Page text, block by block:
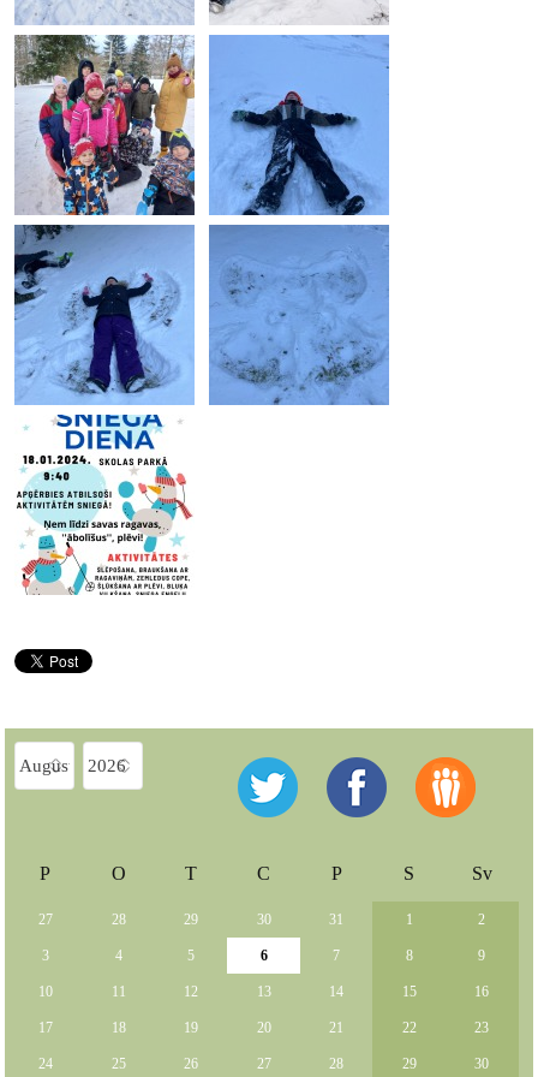
P O T C P S Sv
27 28 29 30 31 1 2
3 4 5 6 7 8 9
10 11 12 13 14 15 16
17 18 19 20 21 22 23
24 25 26 27 28 29 30